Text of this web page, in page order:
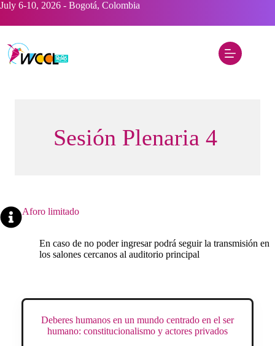
Saltar
contenido
July 6-10, 2026 - Bogotá, Colombia
Sesión Plenaria 4
Aforo limitado
En caso de no poder ingresar podrá seguir la transmisión en
los salones cercanos al auditorio principal
Deberes humanos en un mundo centrado en el ser
humano: constitucionalismo y actores privados